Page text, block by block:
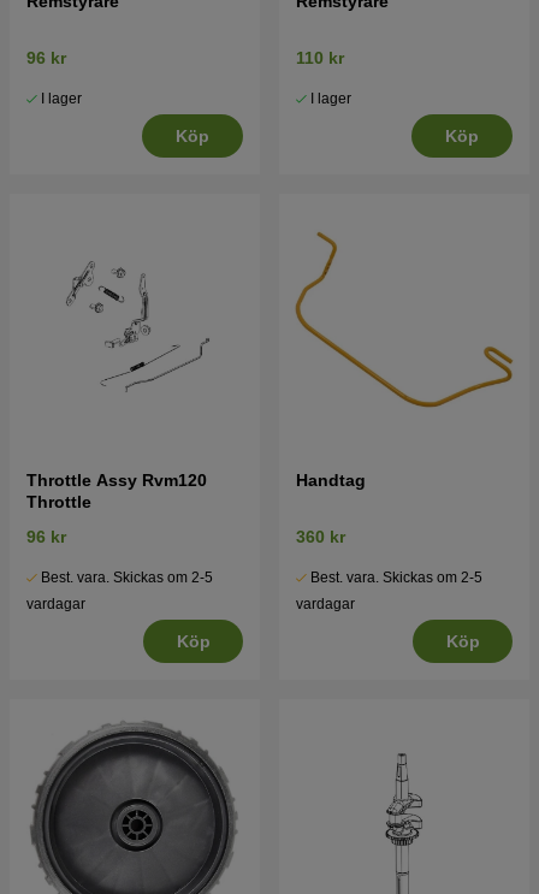
96 kr
I lager
Köp
110 kr
I lager
Köp
Throttle Assy Rvm120
Throttle
96 kr
Best. vara. Skickas om 2-5
vardagar
Köp
Handtag
360 kr
Best. vara. Skickas om 2-5
vardagar
Köp